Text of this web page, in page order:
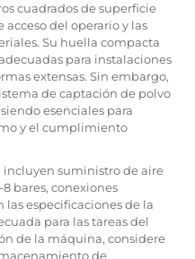
cuadrados de superficie
del operario y las
Su huella compacta
para instalaciones
extensas. Sin embargo,
de captación de polvo
esenciales para
y el cumplimiento
incluyen suministro de aire
bares, conexiones
especificaciones de la
para las tareas del
de la máquina, considere
de